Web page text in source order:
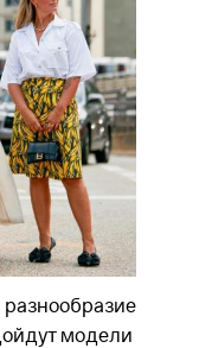
модели